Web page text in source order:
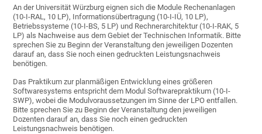
An der Universität Würzburg eignen sich die Module Rechenanlagen
(10-I-RAL, 10 LP), Informationsübertragung (10-I-IÜ, 10 LP),
Betriebssysteme (10-I-BS, 5 LP) und Rechnerarchitektur (10-I-RAK, 5
LP) als Nachweise aus dem Gebiet der Technischen Informatik. Bitte
sprechen Sie zu Beginn der Veranstaltung den jeweiligen Dozenten
darauf an, dass Sie noch einen gedruckten Leistungsnachweis
benötigen.
Das Praktikum zur planmäßigen Entwicklung eines größeren
Softwaresystems entspricht dem Modul Softwarepraktikum (10-I-
SWP), wobei die Modulvoraussetzungen im Sinne der LPO entfallen.
Bitte sprechen Sie zu Beginn der Veranstaltung den jeweiligen
Dozenten darauf an, dass Sie noch einen gedruckten
Leistungsnachweis benötigen.